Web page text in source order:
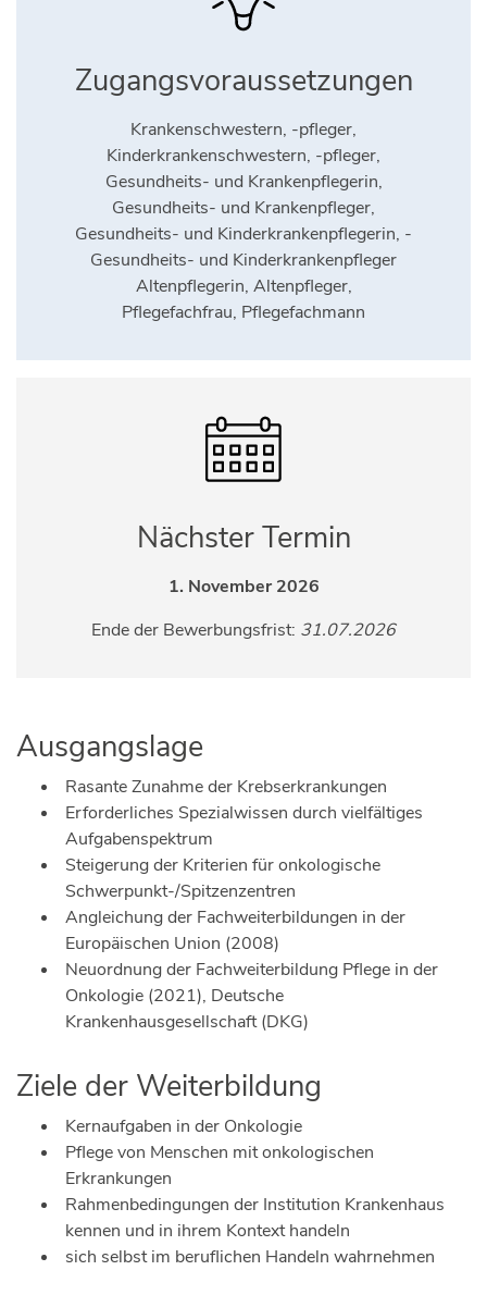
Zugangsvoraussetzungen
Krankenschwestern, -pfleger,
Kinderkrankenschwestern, -pfleger,
Gesundheits- und Krankenpflegerin,
Gesundheits- und Krankenpfleger,
Gesundheits- und Kinderkrankenpflegerin, -
Gesundheits- und Kinderkrankenpfleger
Altenpflegerin, Altenpfleger,
Pflegefachfrau, Pflegefachmann
Nächster Termin
1. November 2026
Ende der Bewerbungsfrist: 31.07.2026
Ausgangslage
Rasante Zunahme der Krebserkrankungen
Erforderliches Spezialwissen durch vielfältiges
Aufgabenspektrum
Steigerung der Kriterien für onkologische
Schwerpunkt-/Spitzenzentren
Angleichung der Fachweiterbildungen in der
Europäischen Union (2008)
Neuordnung der Fachweiterbildung Pflege in der
Onkologie (2021), Deutsche
Krankenhausgesellschaft (DKG)
Ziele der Weiterbildung
Kernaufgaben in der Onkologie
Pflege von Menschen mit onkologischen
Erkrankungen
Rahmenbedingungen der Institution Krankenhaus
kennen und in ihrem Kontext handeln
sich selbst im beruflichen Handeln wahrnehmen